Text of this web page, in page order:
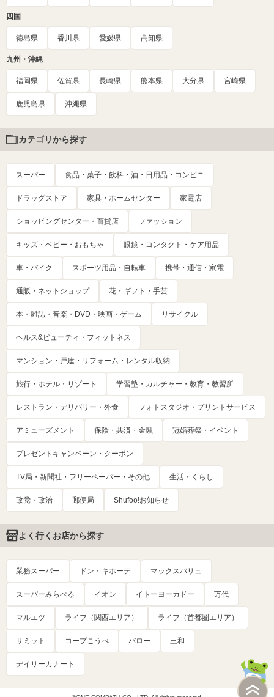
四国
徳島県 香川県 愛媛県 高知県
九州・沖縄
福岡県 佐賀県 長崎県 熊本県 大分県 宮崎県
鹿児島県 沖縄県
カテゴリから探す
スーパー 食品・菓子・飲料・酒・日用品・コンビニ
ドラッグストア 家具・ホームセンター 家電店
ショッピングセンター・百貨店 ファッション
キッズ・ベビー・おもちゃ 眼鏡・コンタクト・ケア用品
車・バイク スポーツ用品・自転車 携帯・通信・家電
通販・ネットショップ 花・ギフト・手芸
本・雑誌・音楽・DVD・映画・ゲーム リサイクル
ヘルス&ビューティ・フィットネス
マンション・戸建・リフォーム・レンタル収納
旅行・ホテル・リゾート 学習塾・カルチャー・教育・教習所
レストラン・デリバリー・外食 フォトスタジオ・プリントサービス
アミューズメント 保険・共済・金融 冠婚葬祭・イベント
プレゼントキャンペーン・クーポン
TV局・新聞社・フリーペーパー・その他 生活・くらし
政党・政治 郵便局 Shufoo!お知らせ
よく行くお店から探す
業務スーパー ドン・キホーテ マックスバリュ
スーパーみらべる イオン イトーヨーカドー 万代
マルエツ ライフ（関西エリア） ライフ（首都圏エリア）
サミット コープこうべ バロー 三和
デイリーカナート